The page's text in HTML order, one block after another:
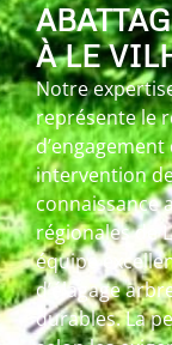
À LE
Notre
représente le
intervention
connaissance
régionales de
équipe
d’élagage
durables. La